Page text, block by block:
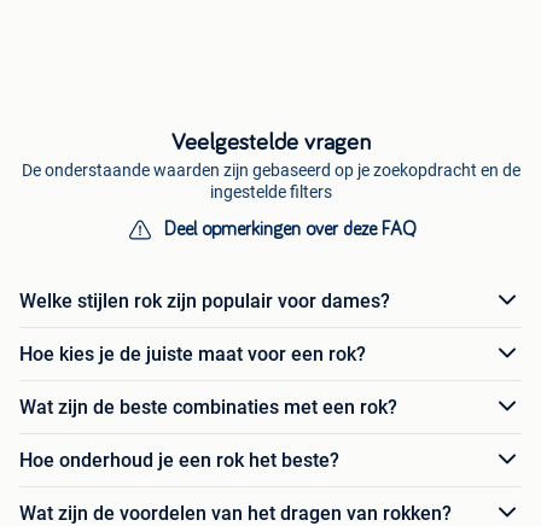
Veelgestelde vragen
De onderstaande waarden zijn gebaseerd op je zoekopdracht en de
ingestelde filters
Deel opmerkingen over deze FAQ
Welke stijlen rok zijn populair voor dames?
Hoe kies je de juiste maat voor een rok?
Wat zijn de beste combinaties met een rok?
Hoe onderhoud je een rok het beste?
Wat zijn de voordelen van het dragen van rokken?